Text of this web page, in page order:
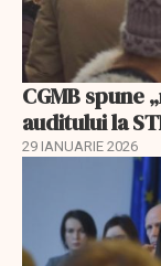
CGMB spune
auditului la
29 IANUARIE 2026